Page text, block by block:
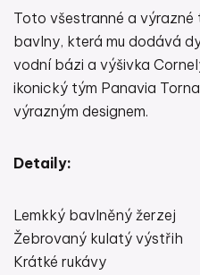
Toto všestranné a
bavlny, která mu dodává
vodní bázi a výšivka
ikonický tým Panavia
výrazným designem.
Detaily:
Lemkký bavlněný žerzej
Žebrovaný kulatý výstřih
Krátké rukávy